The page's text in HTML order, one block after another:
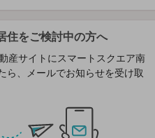
住をご検討中の方へ
産サイトにスマートスクエア南
ら、メールでお知らせを受け取